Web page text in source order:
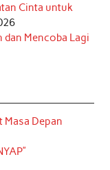
Cinta untuk
dan Mencoba Lagi
Masa Depan